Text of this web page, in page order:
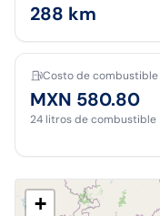
288 km
Costo de combustible
MXN 580.80
24 litros de combustible
+